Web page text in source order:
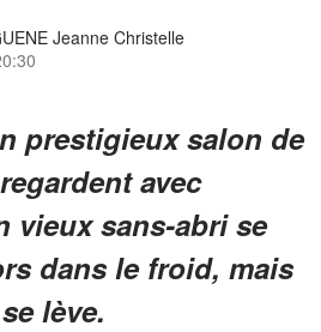
Jeanne Christelle
prestigieux salon de
avec
vieux sans-abri se
dans le froid, mais
lève.